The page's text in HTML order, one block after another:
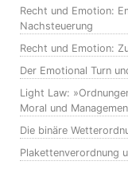
Recht und Emotion:
Nachsteuerung
Recht und Emotion:
Der Emotional Turn
Light Law:
Moral und
Die binäre
Plakettenverordnung